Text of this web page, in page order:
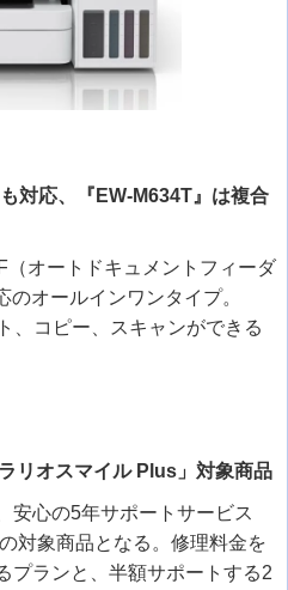
対応、『EW-M634T』は複合
（オートドキュメントフィーダ
のオールインワンタイプ。
、コピー、スキャンができる
リオスマイル Plus」対象商品
安心の5年サポートサービス
の対象商品となる。修理料金を
プランと、半額サポートする2